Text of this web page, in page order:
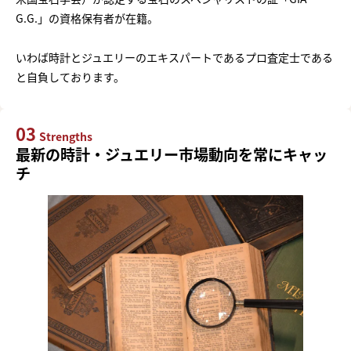
G.G.」の資格保有者が在籍。
いわば時計とジュエリーのエキスパートであるプロ査定士である
と自負しております。
03 Strengths
最新の時計・ジュエリー市場動向を常にキャッ
チ